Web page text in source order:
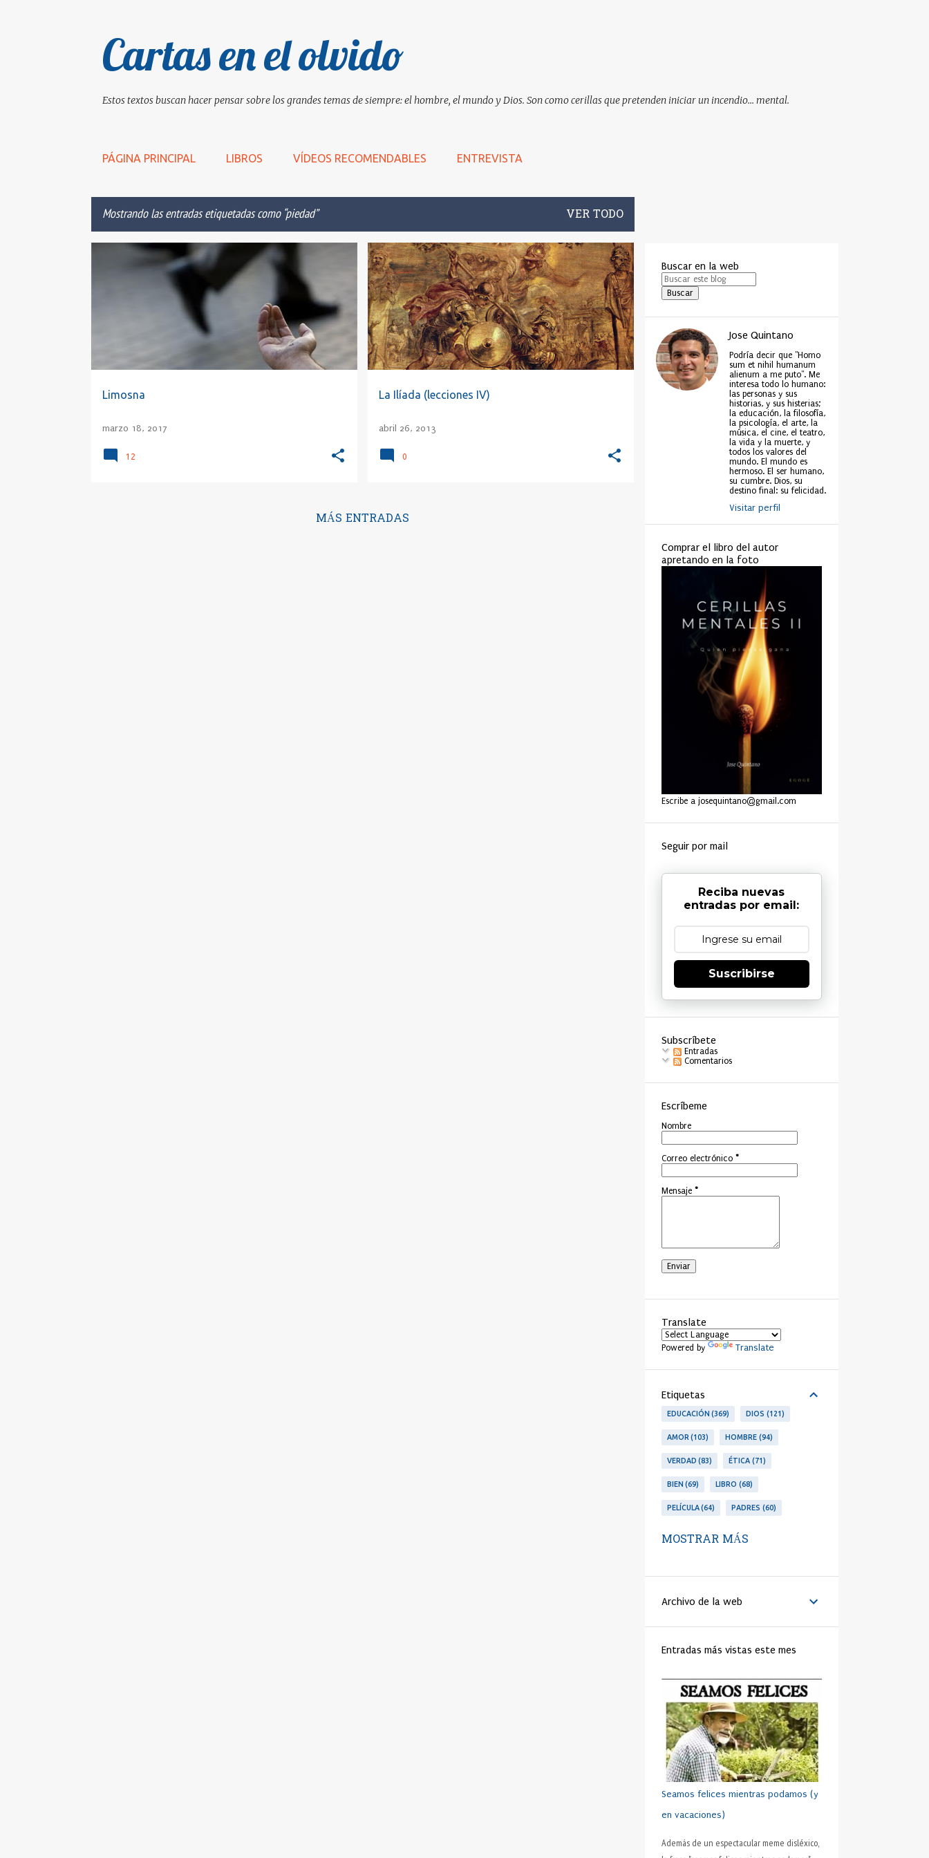
Cartas en el olvido
Estos textos buscan hacer pensar sobre los grandes temas de siempre: el hombre, el mundo y Dios. Son como cerillas que pretenden iniciar un incendio... mental.
PÁGINA PRINCIPAL LIBROS VÍDEOS RECOMENDABLES ENTREVISTA
Mostrando las entradas etiquetadas como piedad VER TODO
s
Limosna
marzo 18, 2017
CESÁREO DE ARLÉS CUARESMA
12
La Ilíada (lecciones IV)
abril 26, 2013
ABORTO CÉLULAS CIENCIA COMPASIÓN +7
0
MÁS ENTRADAS
Buscar en la web
Jose Quintano
Podría decir que "Homo
sum et nihil humanum
alienum a me puto". Me
interesa todo lo humano:
las personas y sus
historias, y sus histerias;
la educación, la filosofía,
la psicología, el arte, la
música, el cine, el teatro,
la vida y la muerte, y
todos los valores del
mundo. El mundo es
hermoso. El ser humano,
su cumbre. Dios, su
destino final: su felicidad.
Visitar perfil
Comprar el libro del autor
apretando en la foto
Escribe a josequintano@gmail.com
Seguir por mail
Reciba nuevas
entradas por email:
Suscribirse
Subscríbete
Entradas
Comentarios
Escríbeme
Nombre
Correo electrónico *
Mensaje *
Translate
Powered by Translate
Etiquetas
EDUCACIÓN 369 DIOS 121
AMOR 103 HOMBRE 94
VERDAD 83 ÉTICA 71
BIEN 69 LIBRO 68
PELÍCULA 64 PADRES 60
PERSONA
BENEDICTO XVI 44
MATRIMONIO 44
RELIGIÓN 41 FAMILIA 40
TRABAJO 40 JÓVENES 39
IGLESIA 37 MORAL 37
SHAKESPEARE 35 DINERO 35
CRISTIANISMO 34 HUMANO 34
PRUDENCIA 34 METÁFORA 33
32 ADOLESCENTE 31
HOMBRES 31
MOSTRAR MÁS
Archivo de la web
Entradas más vistas este mes
Seamos felices mientras podamos (y
en vacaciones)
Además de un espectacular meme disléxico,